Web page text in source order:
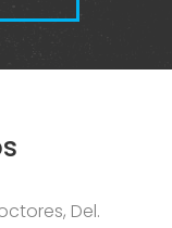
Del.